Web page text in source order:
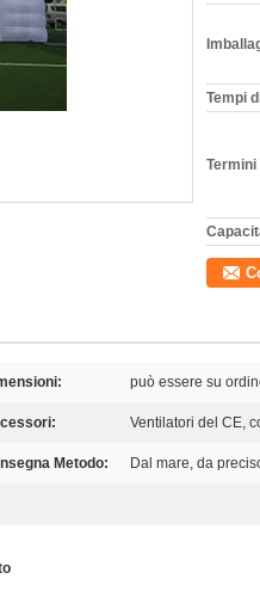
Tempi
Termini
può essere su
Ventilatori del CE,
Metodo: Dal mare, da